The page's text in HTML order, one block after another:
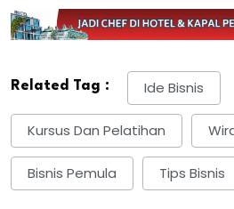
Related Tag : Ide Bisnis
Kursus Dan Pelatihan
Bisnis Pemula Tips Bisnis